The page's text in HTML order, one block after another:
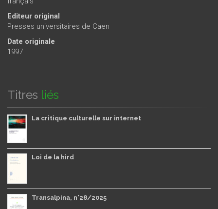
Editeur original
Presses universitaires de Caen
Date originale
1997
Titres liés
La critique culturelle sur internet
Loi de la hird
Transalpina, n°28/2025